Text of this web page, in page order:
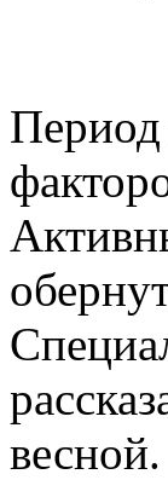
весной.